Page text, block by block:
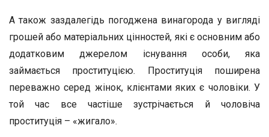
А також заздалегідь погоджена винагорода у вигляді
грошей або матеріальних цінностей, які є основним або
додатковим джерелом існування особи, яка
займається проституцією. Проституція поширена
переважно серед жінок, клієнтами яких є чоловіки. У
той час все частіше зустрічається й чоловіча
проституція – «жигало».